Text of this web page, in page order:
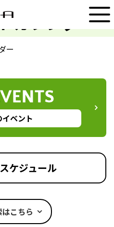
カレンダー
ー
ベント
ケジュール
こちら